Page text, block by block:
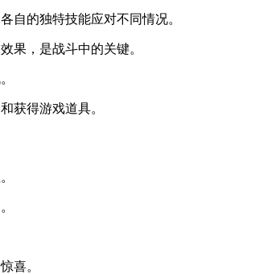
自的独特技能应对不同情况。
果，是战斗中的关键。
获得游戏道具。
喜。